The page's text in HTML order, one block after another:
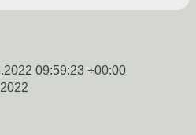
09:59:23 +00:00
2022